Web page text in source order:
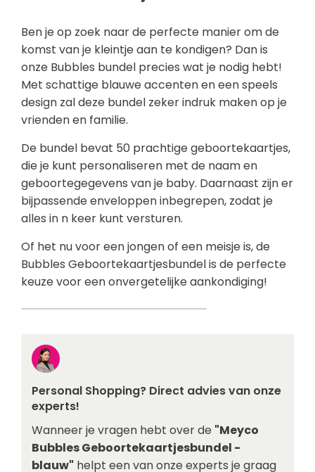
Ben je op zoek naar de perfecte manier om de
komst van je kleintje aan te kondigen? Dan is
onze Bubbles bundel precies wat je nodig hebt!
Met schattige blauwe accenten en een speels
design zal deze bundel zeker indruk maken op je
vrienden en familie.
De bundel bevat 50 prachtige geboortekaartjes,
die je kunt personaliseren met de naam en
geboortegegevens van je baby. Daarnaast zijn er
bijpassende enveloppen inbegrepen, zodat je
alles in n keer kunt versturen.
Of het nu voor een jongen of een meisje is, de
Bubbles Geboortekaartjesbundel is de perfecte
keuze voor een onvergetelijke aankondiging!
Personal Shopping? Direct advies van onze
experts!
Wanneer je vragen hebt over de "Meyco
Bubbles Geboortekaartjesbundel -
blauw" helpt een van onze experts je graag